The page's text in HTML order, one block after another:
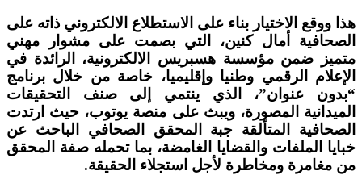
هذا ووقع الاختيار بناء على الاستطلاع الالكتروني ذاته على
الصحافية أمال كنين، التي بصمت على مشوار مهني
متميز ضمن مؤسسة هسبريس الالكترونية، الرائدة في
الإعلام الرقمي وطنيا وإقليميا، خاصة من خلال برنامج
“بدون عنوان”، الذي ينتمي إلى صنف التحقيقات
الميدانية المصورة، ويبث على منصة يوتوب، حيث ارتدت
الصحافية المتألقة جبة المحقق الصحافي الباحث عن
خبايا الملفات والقضايا الغامضة، بما تحمله صفة المحقق
من مغامرة ومخاطرة لأجل استجلاء الحقيقة.